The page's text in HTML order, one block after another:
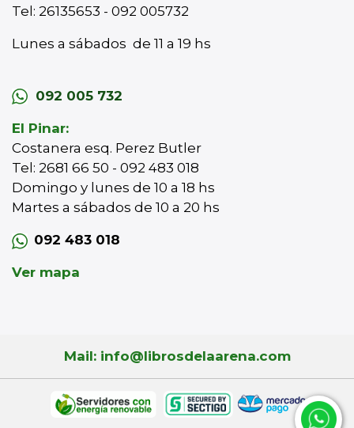
Tel: 26135653 - 092 005732
Lunes a sábados de 11 a 19 hs
092 005 732
El Pinar:
Costanera esq. Perez Butler
Tel: 2681 66 50 - 092 483 018
Domingo y lunes de 10 a 18 hs
Martes a sábados de 10 a 20 hs
092 483 018
Ver mapa
Mail: info@librosdelaarena.com